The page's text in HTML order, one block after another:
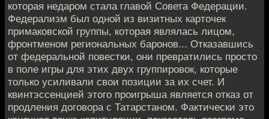
которая недаром стала главой Совета Федерации.
Федерализм был одной из визитных карточек
примаковской группы, которая являлась лицом,
фронтменом региональных баронов... Отказавшись
от федеральной повестки, они превратились просто
в поле игры для этих двух группировок, которые
только усиливали свои позиции за их счет. И
квинтэссенцией этого проигрыша является отказ от
продления договора с Татарстаном. Фактически это